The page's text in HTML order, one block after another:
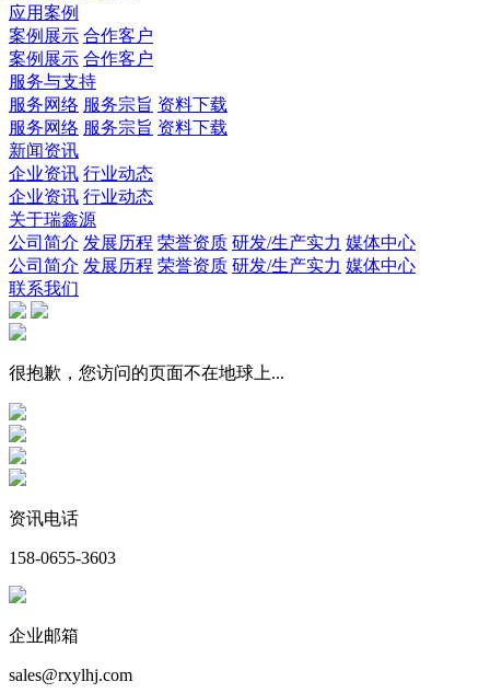
应用案例
案例展示 合作客户
案例展示 合作客户
服务与支持
服务网络 服务宗旨 资料下载
服务网络 服务宗旨 资料下载
新闻资讯
企业资讯 行业动态
企业资讯 行业动态
关于瑞鑫源
公司简介 发展历程 荣誉资质 研发/生产实力 媒体中心
公司简介 发展历程 荣誉资质 研发/生产实力 媒体中心
联系我们
很抱歉，您访问的页面不在地球上...
资讯电话
158-0655-3603
企业邮箱
sales@rxylhj.com